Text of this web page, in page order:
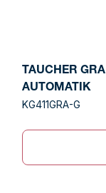
TAUCHER GRA
AUTOMATIK
KG411GRA-G